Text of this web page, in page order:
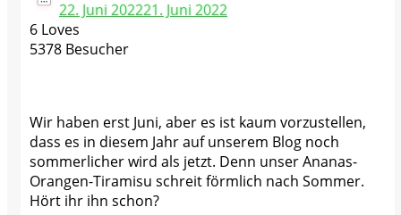
22. Juni 202221. Juni 2022
6 Loves
5378 Besucher
Wir haben erst Juni, aber es ist kaum vorzustellen,
dass es in diesem Jahr auf unserem Blog noch
sommerlicher wird als jetzt. Denn unser Ananas-
Orangen-Tiramisu schreit förmlich nach Sommer.
Hört ihr ihn schon?